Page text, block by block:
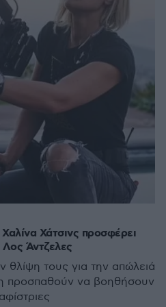
Χάτσινς προσφέρει
Άντζελες
τους για την απώλειά
προσπαθούν να βοηθήσουν